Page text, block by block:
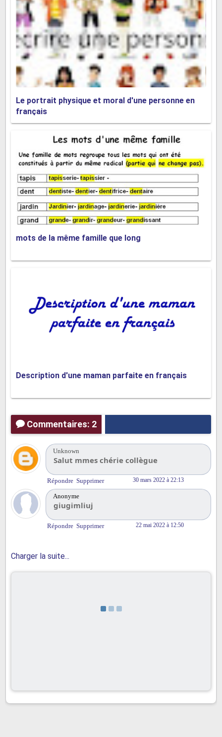
Le portrait physique et moral d'une personne en
français
mots de la même famille que long
Description d'une maman parfaite en français
Commentaires: 2
Unknown
30 mars 2022 à 22:13
Salut mmes chérie collègue
Répondre Supprimer
Anonyme
22 mai 2022 à 12:50
giugimliuj
Répondre Supprimer
Charger la suite...